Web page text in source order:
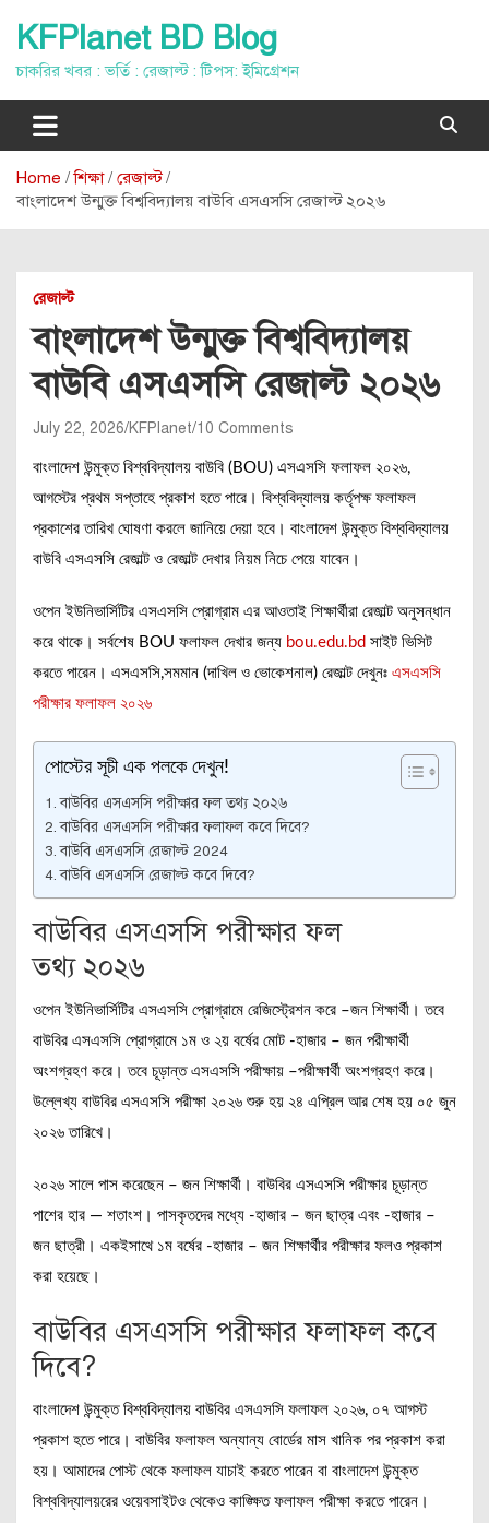
content
KFPlanet BD Blog
চাকরির খবর : ভর্তি : রেজাল্ট : টিপস: ইমিগ্রেশন
Home শিক্ষা
রেজাল্ট
বাংলাদেশ উন্মুক্ত বিশ্ববিদ্যালয় বাউবি এসএসসি রেজাল্ট ২০২৬
রেজাল্ট
বাংলাদেশ উন্মুক্ত বিশ্ববিদ্যালয়
বাউবি এসএসসি রেজাল্ট ২০২৬
July 22, 2026 KFPlanet 10 Comments
বাংলাদেশ উন্মুক্ত বিশ্ববিদ্যালয় বাউবি (BOU) এসএসসি ফলাফল ২০২৬,
আগস্টের প্রথম সপ্তাহে প্রকাশ হতে পারে। বিশ্ববিদ্যালয় কর্তৃপক্ষ ফলাফল
প্রকাশের তারিখ ঘোষণা করলে জানিয়ে দেয়া হবে। বাংলাদেশ উন্মুক্ত বিশ্ববিদ্যালয়
বাউবি এসএসসি রেজাল্ট ও রেজাল্ট দেখার নিয়ম নিচে পেয়ে যাবেন।
ওপেন ইউনিভার্সিটির এসএসসি প্রোগ্রাম এর আওতাই শিক্ষার্থীরা রেজাল্ট অনুসন্ধান
করে থাকে। সর্বশেষ BOU ফলাফল দেখার জন্য bou.edu.bd সাইট ভিসিট
করতে পারেন। এসএসসি,সমমান (দাখিল ও ভোকেশনাল) রেজাল্ট দেখুনঃ এসএসসি
পরীক্ষার ফলাফল ২০২৬
পোস্টের সূচী এক পলকে দেখুন!
বাউবির এসএসসি পরীক্ষার ফল তথ্য ২০২৬
বাউবির এসএসসি পরীক্ষার ফলাফল কবে দিবে?
বাউবি এসএসসি রেজাল্ট 2024
বাউবি এসএসসি রেজাল্ট কবে দিবে?
বাউবির এসএসসি পরীক্ষার ফল
তথ্য ২০২৬
ওপেন ইউনিভার্সিটির এসএসসি প্রোগ্রামে রেজিস্ট্রেশন করে –জন শিক্ষার্থী। তবে
বাউবির এসএসসি প্রোগ্রামে ১ম ও ২য় বর্ষের মোট -হাজার – জন পরীক্ষার্থী
অংশগ্রহণ করে। তবে চূড়ান্ত এসএসসি পরীক্ষায় –পরীক্ষার্থী অংশগ্রহণ করে।
উল্লেখ্য বাউবির এসএসসি পরীক্ষা ২০২৬ শুরু হয় ২৪ এপ্রিল আর শেষ হয় ০৫ জুন
২০২৬ তারিখে।
২০২৬ সালে পাস করেছেন – জন শিক্ষার্থী। বাউবির এসএসসি পরীক্ষার চূড়ান্ত
পাশের হার — শতাংশ। পাসকৃতদের মধ্যে -হাজার – জন ছাত্র এবং -হাজার –
জন ছাত্রী। একইসাথে ১ম বর্ষের -হাজার – জন শিক্ষার্থীর পরীক্ষার ফলও প্রকাশ
করা হয়েছে।
বাউবির এসএসসি পরীক্ষার ফলাফল কবে
দিবে?
বাংলাদেশ উন্মুক্ত বিশ্ববিদ্যালয় বাউবির এসএসসি ফলাফল ২০২৬, ০৭ আগস্ট
প্রকাশ হতে পারে। বাউবির ফলাফল অন্যান্য বোর্ডের মাস খানিক পর প্রকাশ করা
হয়। আমাদের পোস্ট থেকে ফলাফল যাচাই করতে পারেন বা বাংলাদেশ উন্মুক্ত
বিশ্ববিদ্যালয়রের ওয়েবসাইটও থেকেও কাঙ্ক্ষিত ফলাফল পরীক্ষা করতে পারেন।